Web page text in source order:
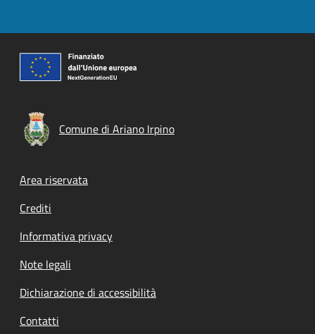
Comune di Ariano Irpino
Footer menu
Area riservata
Crediti
Informativa privacy
Note legali
Dichiarazione di accessibilità
Contatti